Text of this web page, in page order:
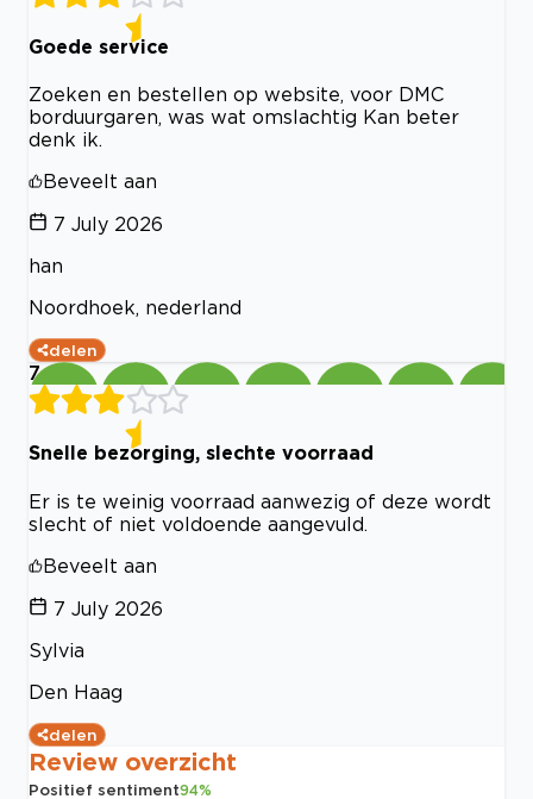
Goede service
Zoeken en bestellen op website, voor DMC
borduurgaren, was wat omslachtig Kan beter
denk ik.
Beveelt aan
7 July 2026
han
Noordhoek, nederland
delen
7
Snelle bezorging, slechte voorraad
Er is te weinig voorraad aanwezig of deze wordt
slecht of niet voldoende aangevuld.
Beveelt aan
7 July 2026
Sylvia
Den Haag
delen
Review overzicht
Positief sentiment94%